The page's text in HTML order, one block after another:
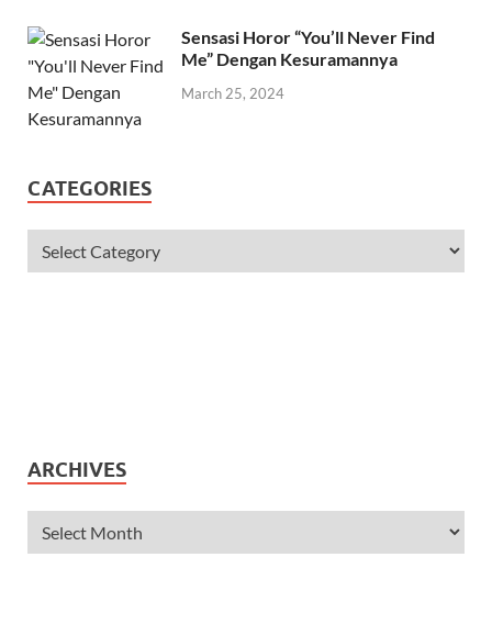
Sensasi Horor “You’ll Never Find
Me” Dengan Kesuramannya
March 25, 2024
CATEGORIES
ARCHIVES